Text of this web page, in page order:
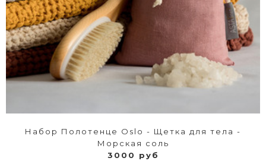
Набор Полотенце Oslo - Щетка для тела -
Морская соль
3000 руб